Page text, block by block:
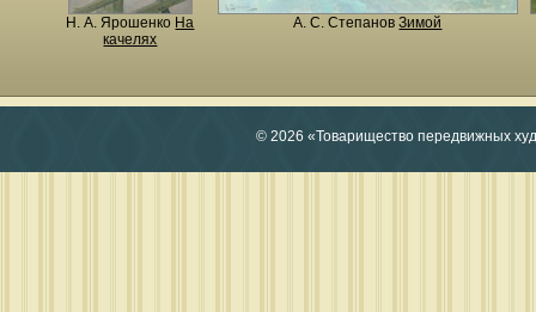
Н. A. Ярошенко На
качелях
А. С. СтепановЗимой
© 2026 «Товарищество передвижных